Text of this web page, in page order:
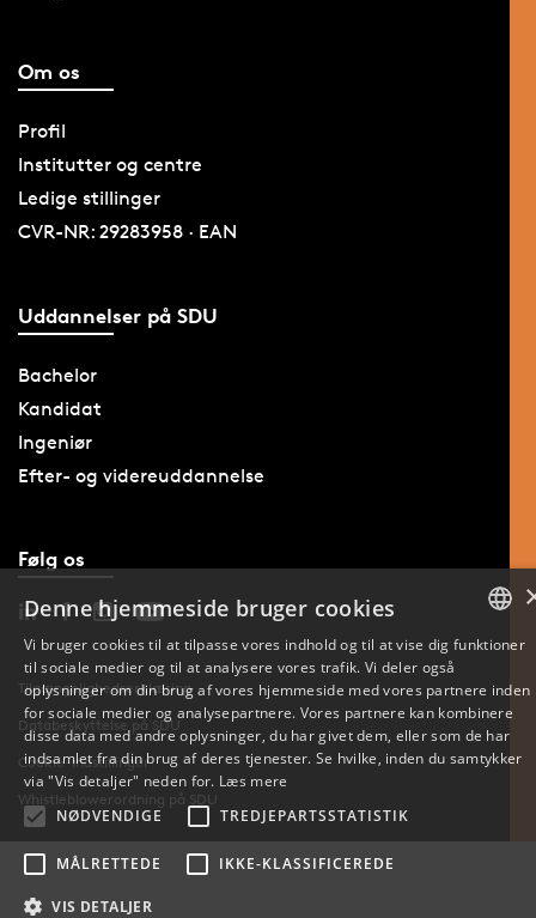
Om os
Profil
Institutter og centre
Ledige stillinger
CVR-NR: 29283958 · EAN
Uddannelser på SDU
Bachelor
Kandidat
Ingeniør
Efter- og videreuddannelse
Følg os
Tilgængelighedserklæring
Databeskyttelse på SDU
Cookie-indstillinger
Whistleblowerordning på SDU
ENGLISH
Denne hjemmeside bruger cookies
Vi bruger cookies til at tilpasse vores indhold og til at vise dig funktioner
til sociale medier og til at analysere vores trafik. Vi deler også
oplysninger om din brug af vores hjemmeside med vores partnere inden
for sociale medier og analysepartnere. Vores partnere kan kombinere
disse data med andre oplysninger, du har givet dem, eller som de har
indsamlet fra din brug af deres tjenester. Se hvilke, inden du samtykker
via "Vis detaljer" neden for. Læs mere
NØDVENDIGE
TREDJEPARTSSTATISTIK
MÅLRETTEDE IKKE-KLASSIFICEREDE
VIS DETALJER